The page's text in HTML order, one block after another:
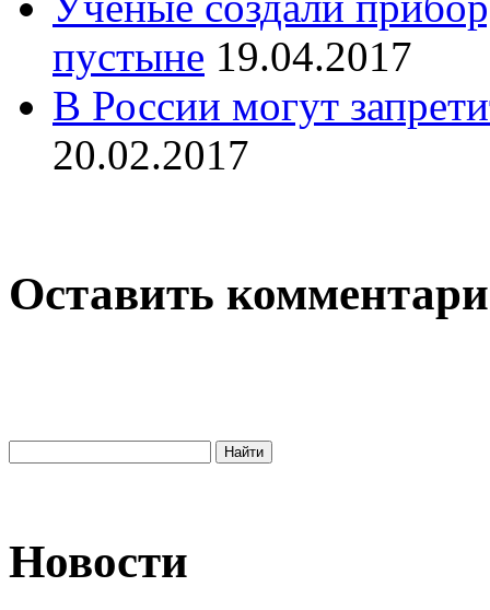
пустыне 19.04.2017
В России могут
20.02.2017
Оставить
Новости